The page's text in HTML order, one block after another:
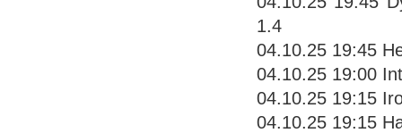
1.4
04.10.25 19:45
04.10.25 19:00
04.10.25 19:15
04.10.25 19:15